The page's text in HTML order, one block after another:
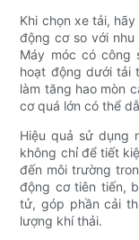
Khi chọn xe tải,
động cơ so với
Máy móc có công
hoạt động dưới tải
làm tăng hao mòn
cơ quá lớn có thể
Hiệu quả sử dụng
không chỉ để tiết
đến môi trường
động cơ tiên tiến,
tử, góp phần cải
lượng khí thải.